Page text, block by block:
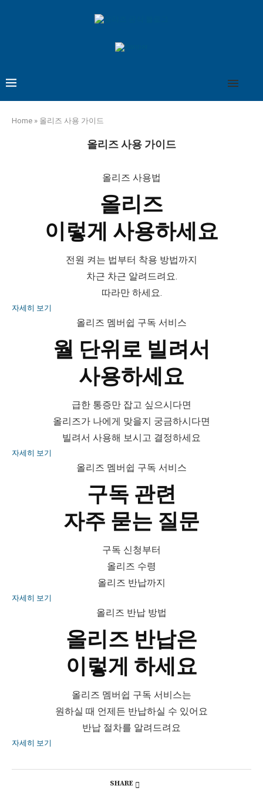
Home » 올리즈 사용 가이드
올리즈 사용 가이드
올리즈 사용법
올리즈
이렇게 사용하세요
전원 켜는 법부터 착용 방법까지
차근 차근 알려드려요.
따라만 하세요.
자세히 보기
올리즈 멤버쉽 구독 서비스
월 단위로 빌려서
사용하세요
급한 통증만 잡고 싶으시다면
올리즈가 나에게 맞을지 궁금하시다면
빌려서 사용해 보시고 결정하세요
자세히 보기
올리즈 멤버쉽 구독 서비스
구독 관련
자주 묻는 질문
구독 신청부터
올리즈 수령
올리즈 반납까지
자세히 보기
올리즈 반납 방법
올리즈 반납은
이렇게 하세요
올리즈 멤버쉽 구독 서비스는
원하실 때 언제든 반납하실 수 있어요
반납 절차를 알려드려요
자세히 보기
SHARE